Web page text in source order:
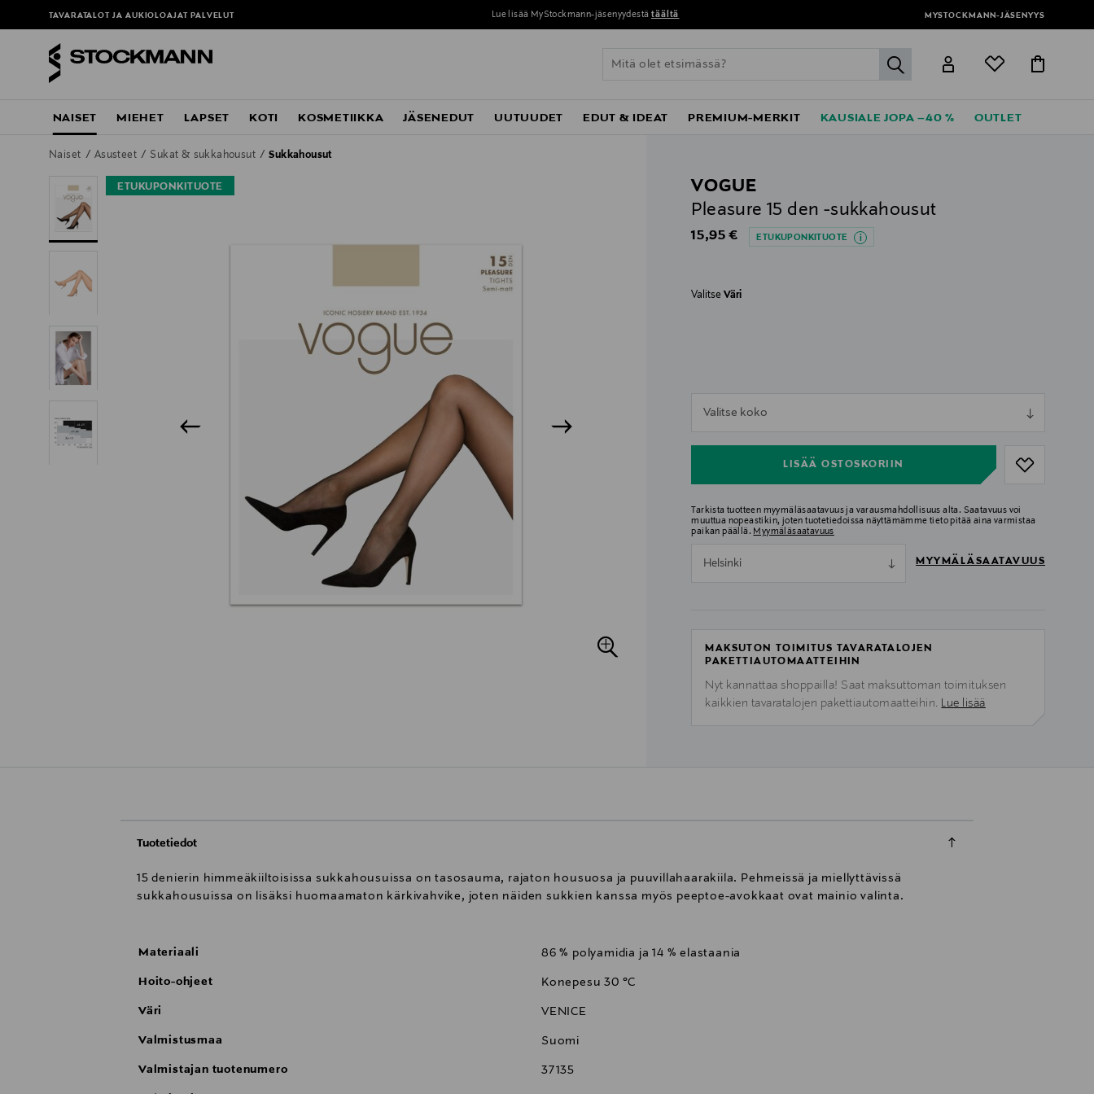
TAVARATALOT JA AUKIOLOAJAT PALVELUT Perustoimitus 0 € yli 120 euron ostoksista! MYSTOCKMANN-JÄSENYYS
label.header.go
NAISET MIEHET LAPSET KOTI KOSMETIIKKA JÄSENEDUT UUTUUDET EDUT & IDEAT PREMIUM-MERKIT KAUSIALE JOPA –40 % OUTLET
Naiset Asusteet Sukat & sukkahousut Sukkahousut
ETUKUPONKITUOTE
VOGUE
Pleasure 15 den -sukkahousut
Original Price
15,95 € ETUKUPONKITUOTE
ValitseVäri
Valitse koko
LISÄÄ OSTOSKORIIN
Tarkista tuotteen myymäläsaatavuus ja varausmahdollisuus alta. Saatavuus voi
muuttua nopeastikin, joten tuotetiedoissa näyttämämme tieto pitää aina varmistaa
paikan päällä. Myymäläsaatavuus
Helsinki MYYMÄLÄSAATAVUUS
MAKSUTON TOIMITUS TAVARATALOJEN
PAKETTIAUTOMAATTEIHIN
Nyt kannattaa shoppailla! Saat maksuttoman toimituksen
kaikkien tavaratalojen pakettiautomaatteihin. Lue lisää
Tuotetiedot
15 denierin himmeäkiiltoisissa sukkahousuissa on tasosauma, rajaton housuosa ja puuvillahaarakiila. Pehmeissä ja miellyttävissä
sukkahousuissa on lisäksi huomaamaton kärkivahvike, joten näiden sukkien kanssa myös peeptoe-avokkaat ovat mainio valinta.
Materiaali 86 % polyamidia ja 14 % elastaania
Hoito-ohjeet Konepesu 30 °C
Väri VENICE
Valmistusmaa Suomi
Valmistajan tuotenumero 37135